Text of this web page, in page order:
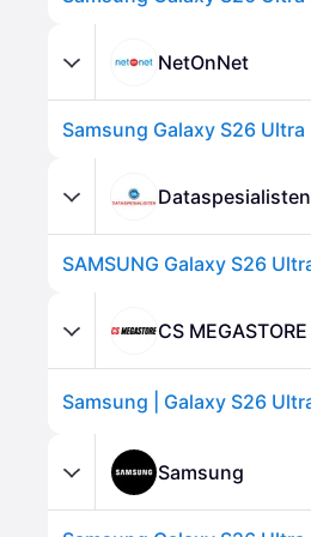
NetOnNet
Samsung Galaxy S26
Dataspesialisten
CS MEGASTORE
Samsung | Galaxy S26
Samsung